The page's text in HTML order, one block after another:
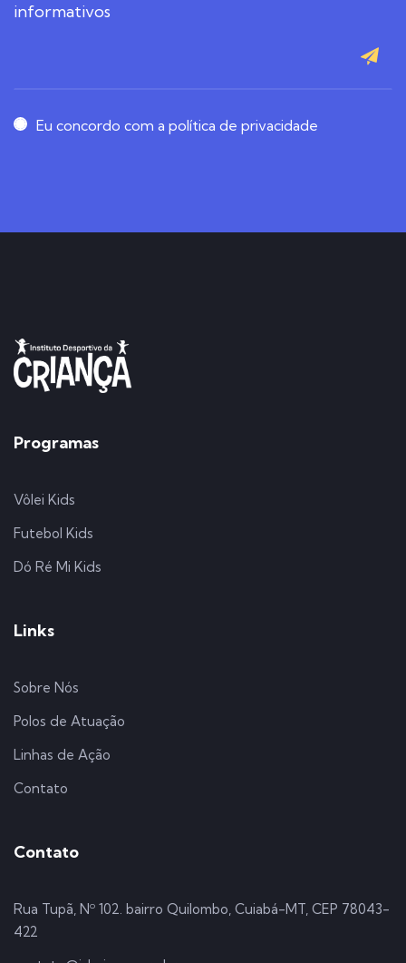
informativos
Eu concordo com a política de privacidade
Programas
Vôlei Kids
Futebol Kids
Dó Ré Mi Kids
Links
Sobre Nós
Polos de Atuação
Linhas de Ação
Contato
Contato
Rua Tupã, Nº 102. bairro Quilombo, Cuiabá-MT, CEP 78043-
422